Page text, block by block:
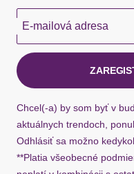
E-mailová adresa
Chcel(-a) by som byť v
aktuálnych trendoch,
Odhlásiť sa možno
**Platia všeobecné